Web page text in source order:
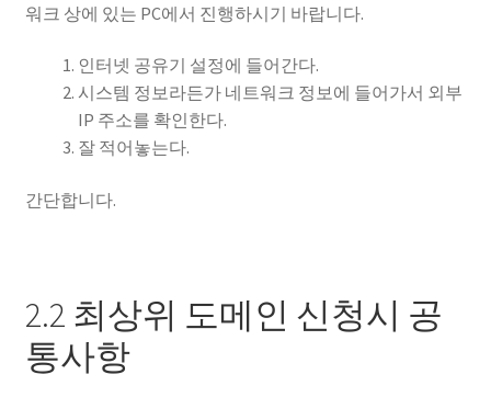
워크 상에 있는 PC에서 진행하시기 바랍니다.
인터넷 공유기 설정에 들어간다.
시스템 정보라든가 네트워크 정보에 들어가서 외부
IP 주소를 확인한다.
잘 적어놓는다.
간단합니다.
2.2 최상위 도메인 신청시 공
통사항